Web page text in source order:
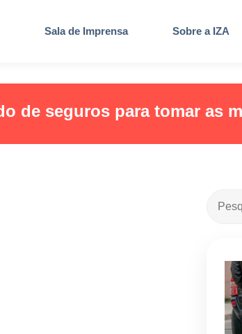
Sala de Imprensa Sobre a IZA
de seguros para tomar as
Este